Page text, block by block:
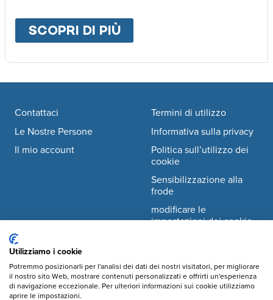
SCOPRI DI PIÙABOUT
Footer navigation
© Mary's Meals Italia ODV company information
Sede legale:
Contattaci
Le Nostre Persone
Il mio account
Termini di utilizzo
Informativa sulla privacy
Politica sull’utilizzo dei
cookie
Sensibilizzazione alla
frode
modificare le
impostazioni dei cookie
Facebook
Instagram
Utilizziamo i cookie
Potremmo posizionarli per l'analisi dei dati dei nostri visitatori, per migliorare
il nostro sito Web, mostrare contenuti personalizzati e offrirti un'esperienza
di navigazione eccezionale. Per ulteriori informazioni sui cookie utilizziamo
aprire le impostazioni.